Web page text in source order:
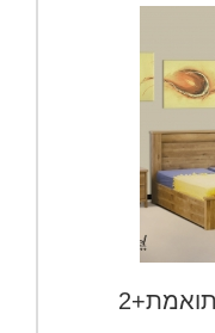
זוג מיטות דגם עדן+שידה תואמת+2